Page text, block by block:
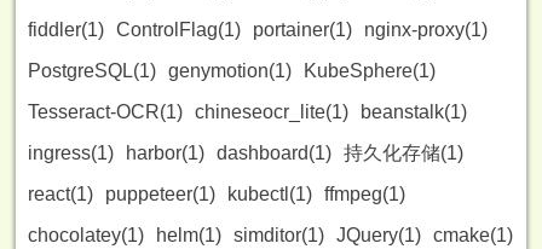
fiddler(1) ControlFlag(1) portainer(1)
nginx-proxy(1)
PostgreSQL(1) genymotion(1)
KubeSphere(1)
Tesseract-OCR(1) chineseocr_lite(1)
beanstalk(1)
ingress(1)
harbor(1) dashboard(1) 持久化存储(1)
react(1)
puppeteer(1) kubectl(1) ffmpeg(1)
chocolatey(1)
helm(1) simditor(1) JQuery(1) cmake(1)